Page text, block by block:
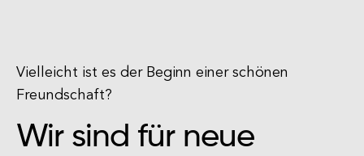
Vielleicht ist es der Beginn einer schönen
Freundschaft?
Wir sind für neue